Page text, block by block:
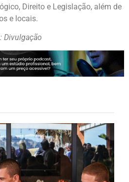
Direito e Legislação, além de
e locais.
Divulgação